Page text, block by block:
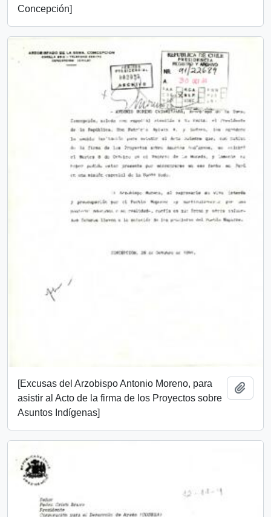
Concepción]
[Excusas del Arzobispo Antonio Moreno, para
asistir al Acto de la firma de los Proyectos sobre
Asuntos Indígenas]